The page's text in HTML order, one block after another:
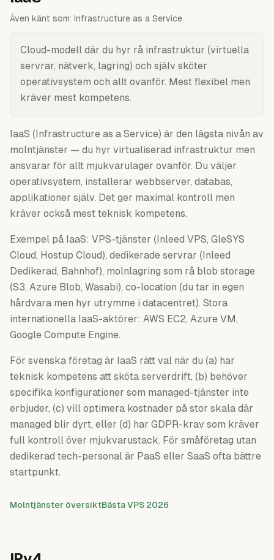
Även känt som: Infrastructure as a Service
Cloud-modell där du hyr rå infrastruktur (virtuella
servrar, nätverk, lagring) och själv sköter
operativsystem och allt ovanför. Mest flexibel men
kräver mest kompetens.
IaaS (Infrastructure as a Service) är den lägsta nivån av
molntjänster — du hyr virtualiserad infrastruktur men
ansvarar för allt mjukvarulager ovanför. Du väljer
operativsystem, installerar webbserver, databas,
applikationer själv. Det ger maximal kontroll men
kräver också mest teknisk kompetens.
Exempel på IaaS: VPS-tjänster (Inleed VPS, GleSYS
Cloud, Hostup Cloud), dedikerade servrar (Inleed
Dedikerad, Bahnhof), molnlagring som rå blob storage
(S3, Azure Blob, Wasabi), co-location (du tar in egen
hårdvara men hyr utrymme i datacentret). Stora
internationella IaaS-aktörer: AWS EC2, Azure VM,
Google Compute Engine.
För svenska företag är IaaS rätt val när du (a) har
teknisk kompetens att sköta serverdrift, (b) behöver
specifika konfigurationer som managed-tjänster inte
erbjuder, (c) vill optimera kostnader på stor skala där
managed blir dyrt, eller (d) har GDPR-krav som kräver
full kontroll över mjukvarustack. För småföretag utan
dedikerad tech-personal är PaaS eller SaaS ofta bättre
startpunkt.
Molntjänster översiktBästa VPS 2026